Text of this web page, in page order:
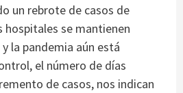
un rebrote de casos de
hospitales se mantienen
la pandemia aún está
el número de días
de casos, nos indican